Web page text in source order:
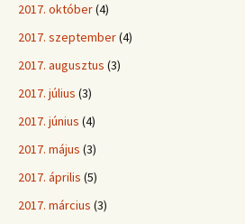
2017. október(4)
2017. szeptember(4)
2017. augusztus (3)
2017. július (3)
2017. június (4)
2017. május (3)
2017. április (5)
2017. március (3)